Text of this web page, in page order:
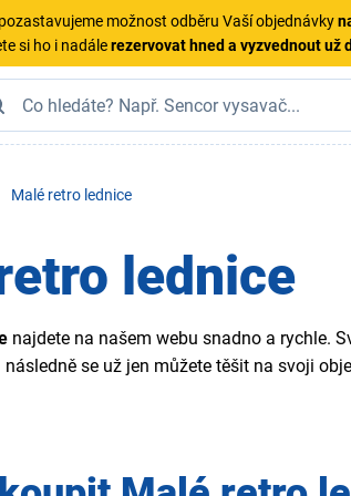
možnost odběru Vaší objednávky
si ho i nadálerezervovat hned a vyzvednout už
Malé retro lednice
lednice
najdete na našem webu snadno a rychle.
se už jen můžete těšit na svoji